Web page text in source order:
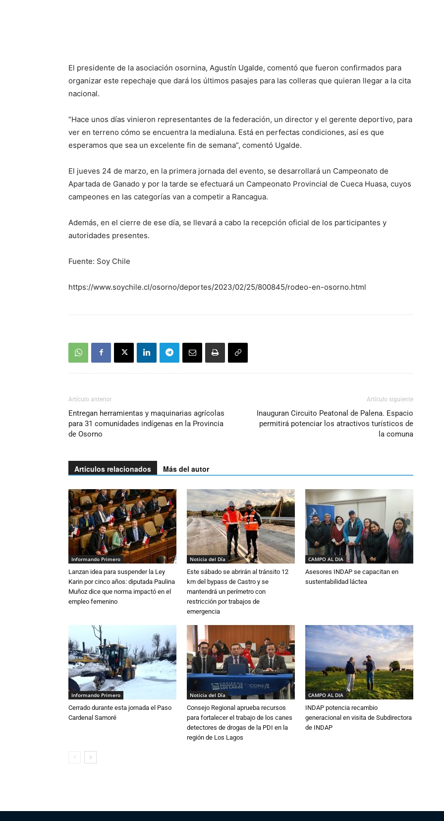
El presidente de la asociación osornina, Agustín Ugalde, comentó que fueron confirmados para
organizar este repechaje que dará los últimos pasajes para las colleras que quieran llegar a la cita
nacional.
“Hace unos días vinieron representantes de la federación, un director y el gerente deportivo, para
ver en terreno cómo se encuentra la medialuna. Está en perfectas condiciones, así es que
esperamos que sea un excelente fin de semana”, comentó Ugalde.
El jueves 24 de marzo, en la primera jornada del evento, se desarrollará un Campeonato de
Apartada de Ganado y por la tarde se efectuará un Campeonato Provincial de Cueca Huasa, cuyos
campeones en las categorías van a competir a Rancagua.
Además, en el cierre de ese día, se llevará a cabo la recepción oficial de los participantes y
autoridades presentes.
Fuente: Soy Chile
https://www.soychile.cl/osorno/deportes/2023/02/25/800845/rodeo-en-osorno.html
Artículo anterior
Entregan herramientas y maquinarias agrícolas
para 31 comunidades indígenas en la Provincia
de Osorno
Artículo siguiente
Inauguran Circuito Peatonal de Palena. Espacio
permitirá potenciar los atractivos turísticos de
la comuna
Artículos relacionados Más del autor
Informando Primero
Lanzan idea para suspender la Ley
Karin por cinco años: diputada Paulina
Muñoz dice que norma impactó en el
empleo femenino
Noticia del Día
Este sábado se abrirán al tránsito 12
km del bypass de Castro y se
mantendrá un perímetro con
restricción por trabajos de
emergencia
CAMPO AL DIA
Asesores INDAP se capacitan en
sustentabilidad láctea
Informando Primero
Cerrado durante esta jornada el Paso
Cardenal Samoré
Noticia del Día
Consejo Regional aprueba recursos
para fortalecer el trabajo de los canes
detectores de drogas de la PDI en la
región de Los Lagos
CAMPO AL DIA
INDAP potencia recambio
generacional en visita de Subdirectora
de INDAP